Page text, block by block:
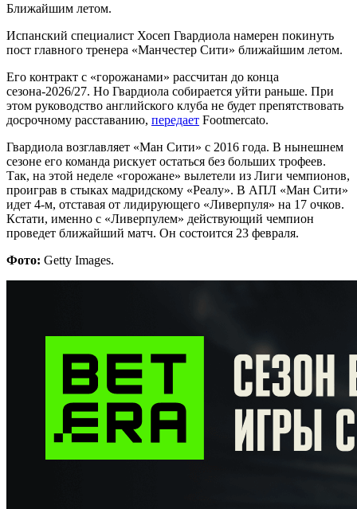
Ближайшим летом.
Испанский специалист Хосеп Гвардиола намерен покинуть
пост главного тренера «Манчестер Сити» ближайшим летом.
Его контракт с «горожанами» рассчитан до конца
сезона-2026/27. Но Гвардиола собирается уйти раньше. При
этом руководство английского клуба не будет препятствовать
досрочному расставанию, передает Footmercato.
Гвардиола возглавляет «Ман Сити» с 2016 года. В нынешнем
сезоне его команда рискует остаться без больших трофеев.
Так, на этой неделе «горожане» вылетели из Лиги чемпионов,
проиграв в стыках мадридскому «Реалу». В АПЛ «Ман Сити»
идет 4-м, отставая от лидирующего «Ливерпуля» на 17 очков.
Кстати, именно с «Ливерпулем» действующий чемпион
проведет ближайший матч. Он состоится 23 февраля.
Фото: Getty Images.